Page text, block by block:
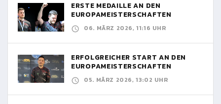
ERSTE MEDAILLE AN DEN
EUROPAMEISTERSCHAFTEN
06. MÄRZ 2026, 11:16 UHR
ERFOLGREICHER START AN DEN
EUROPAMEISTERSCHAFTEN
05. MÄRZ 2026, 13:02 UHR